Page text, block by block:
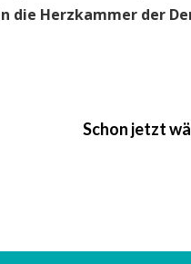
die Herzkammer der
Schon jetzt